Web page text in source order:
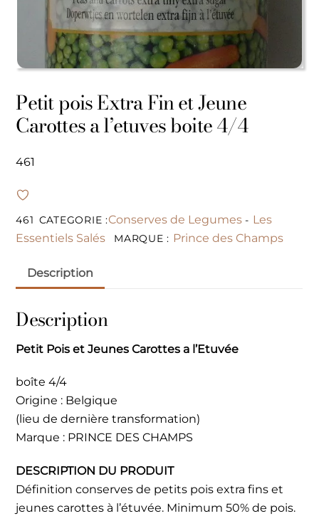
Petit pois Extra Fin et Jeune
Carottes a l’etuves boite 4/4
461
461 CATEGORIE :Conserves de Legumes- Les
Essentiels Salés
MARQUE : Prince des Champs
Description
Description
Petit Pois et Jeunes Carottes a l’Etuvée
boîte 4/4
Origine : Belgique
(lieu de dernière transformation)
Marque : PRINCE DES CHAMPS
DESCRIPTION DU PRODUIT
Définition conserves de petits pois extra fins et
jeunes carottes à l’étuvée. Minimum 50% de pois.